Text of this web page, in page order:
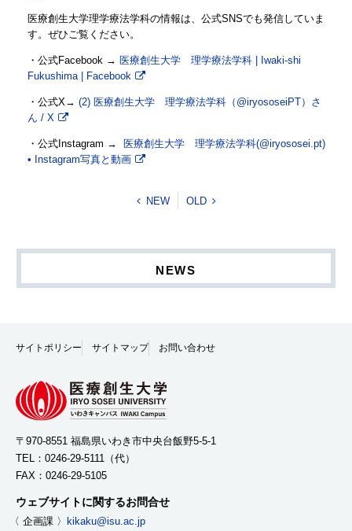
医療創生大学理学療法学科の情報は、公式SNSでも発信していま
す。ぜひご覧ください。
・公式Facebook → 医療創生大学 理学療法学科 | Iwaki-shi
Fukushima | Facebook
・公式X→ (2) 医療創生大学 理学療法学科（@iryososeiPT）さ
ん / X
・公式Instagram → 医療創生大学 理学療法学科(@iryososei.pt)
• Instagram写真と動画
NEW OLD
NEWS
サイトポリシー サイトマップ お問い合わせ
〒970-8551 福島県いわき市中央台飯野5-5-1
TEL： 0246-29-5111 （代）
FAX：0246-29-5105
ウェブサイトに関するお問合せ
〈 企画課 〉 kikaku@isu.ac.jp